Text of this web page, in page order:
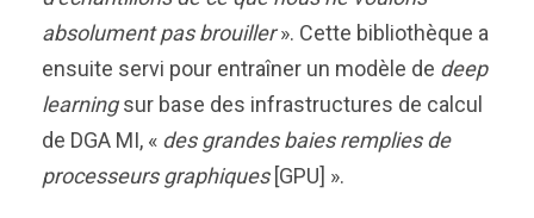
absolument pas brouiller». Cette bibliothèque a
ensuite servi pour entraîner un modèle de deep
learningsur base des infrastructures de calcul
de DGA MI, « des grandes baies remplies de
processeurs graphiques[GPU] ».